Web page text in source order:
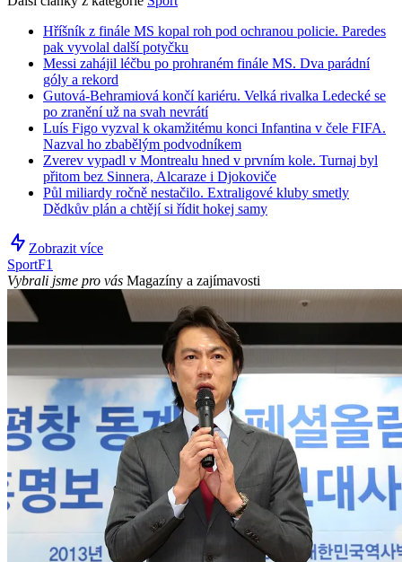
Hříšník z finále MS kopal roh pod ochranou policie. Paredes
pak vyvolal další potyčku
Messi zahájil léčbu po prohraném finále MS. Dva parádní
góly a rekord
Gutová-Behramiová končí kariéru. Velká rivalka Ledecké se
po zranění už na svah nevrátí
Luís Figo vyzval k okamžitému konci Infantina v čele FIFA.
Nazval ho zbabělým podvodníkem
Zverev vypadl v Montrealu hned v prvním kole. Turnaj byl
přitom bez Sinnera, Alcaraze i Djokoviče
Půl miliardy ročně nestačilo. Extraligové kluby smetly
Dědkův plán a chtějí si řídit hokej samy
Zobrazit více
SportF1
Vybrali jsme pro vás Magazíny a zajímavosti